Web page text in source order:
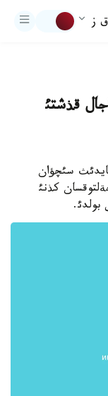
ق ز
قذشتئ
سئچؤان
لؤچجوؤ قالاسئندا 26 - جةلتوقسان كذنئ
بولدئ.